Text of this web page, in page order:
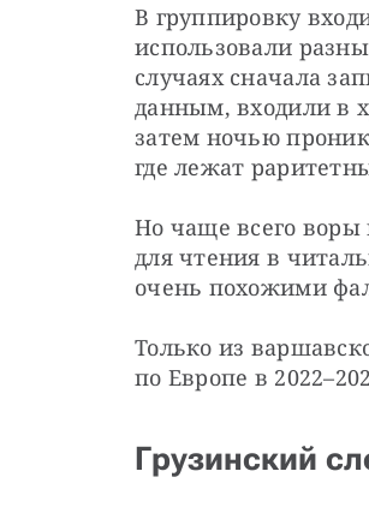
В группировку
использовали
случаях сначала
данным, входили в
затем ночью
где лежат
Но чаще всего воры
для чтения в
очень похожими
Только из
по Европе в
Грузинский